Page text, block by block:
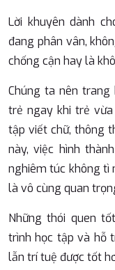
Lời khuyên dành
đang phân vân,
chống cận hay là
Chúng ta nên
trẻ ngay khi trẻ
tập viết chữ, thông
này, việc hình
nghiêm túc không tì
là vô cùng quan
Những thói quen
trình học tập và hỗ
lẫn trí tuệ được tốt